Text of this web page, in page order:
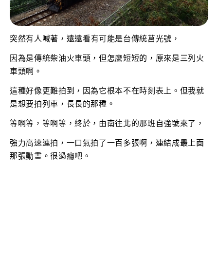
突然有人喊著， 遠遠看有可能是台傳統莒光號，
因為是傳統柴油火車頭，但怎麼短短的，原來是三列火
車頭啊。
這種好像更難拍到，因為它根本不在時刻表上。但我就
是想要拍列車，長長的那種。
等啊等，等啊等，終於，由南往北的那班自強號來了，
強力高速連拍，一口氣拍了一百多張啊，連結成最上面
那張動畫。很過癮吧。